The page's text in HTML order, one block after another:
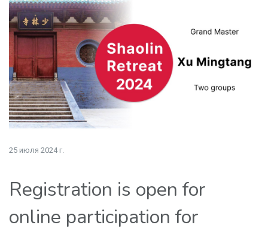
25 июля 2024 г.
Registration is open for
online participation for